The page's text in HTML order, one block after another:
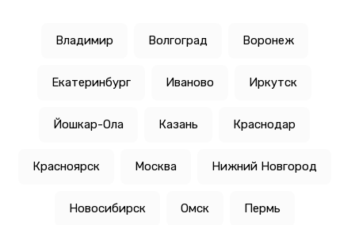
Владимир Волгоград Воронеж
Екатеринбург Иваново Иркутск
Йошкар-Ола Казань Краснодар
Красноярск Москва Нижний Новгород
Новосибирск Омск Пермь